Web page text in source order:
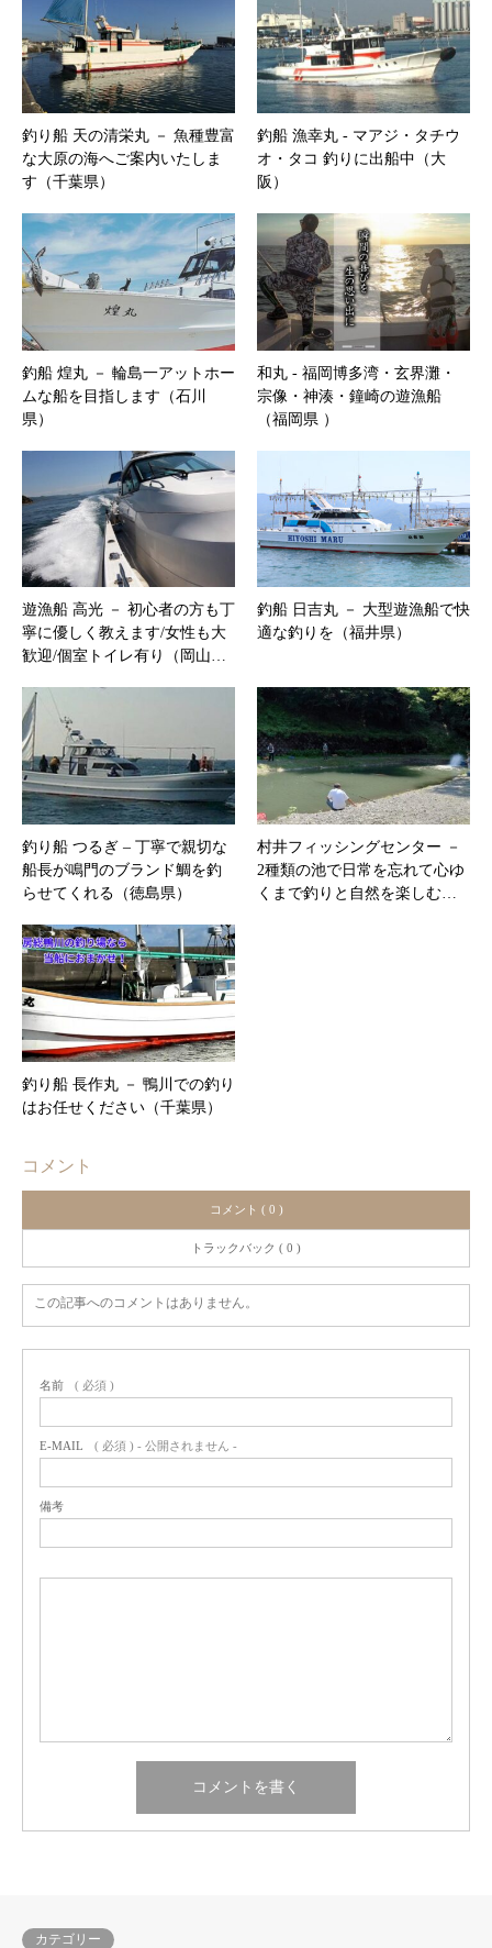
釣り船 天の清栄丸 － 魚種豊富
な大原の海へご案内いたしま
す（千葉県）
釣船 漁幸丸 ‐ マアジ・タチウ
オ・タコ 釣りに出船中（大
阪）
釣船 煌丸 － 輪島一アットホー
ムな船を目指します（石川
県）
和丸 ‐ 福岡博多湾・玄界灘・
宗像・神湊・鐘崎の遊漁船
（福岡県 ）
遊漁船 高光 － 初心者の方も丁
寧に優しく教えます/女性も大
歓迎/個室トイレ有り（岡山…
釣船 日吉丸 － 大型遊漁船で快
適な釣りを（福井県）
釣り船 つるぎ – 丁寧で親切な
船長が鳴門のブランド鯛を釣
らせてくれる（徳島県）
村井フィッシングセンター －
2種類の池で日常を忘れて心ゆ
くまで釣りと自然を楽しむ…
釣り船 長作丸 － 鴨川での釣り
はお任せください（千葉県）
コメント
コメント ( 0 )
トラックバック ( 0 )
この記事へのコメントはありません。
名前 ( 必須 )
E-MAIL ( 必須 ) - 公開されません -
備考
カテゴリー